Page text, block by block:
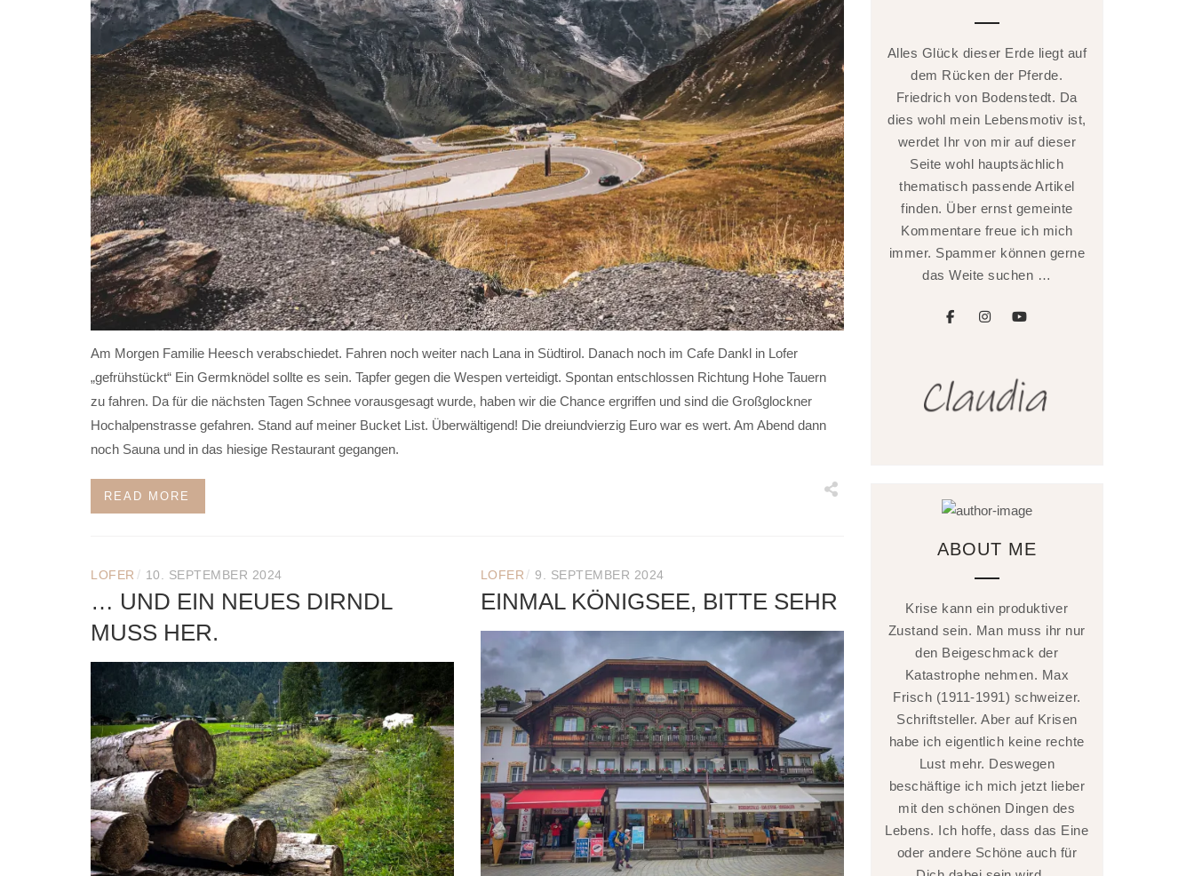
Am Morgen Familie Heesch verabschiedet. Fahren noch weiter nach Lana in Südtirol. Danach noch im Cafe Dankl in Lofer
„gefrühstückt“ Ein Germknödel sollte es sein. Tapfer gegen die Wespen verteidigt. Spontan entschlossen Richtung Hohe Tauern
zu fahren. Da für die nächsten Tagen Schnee vorausgesagt wurde, haben wir die Chance ergriffen und sind die Großglockner
Hochalpenstrasse gefahren. Stand auf meiner Bucket List. Überwältigend! Die dreiundvierzig Euro war es wert. Am Abend dann
noch Sauna und in das hiesige Restaurant gegangen.
READ MORE
LOFER / 10. SEPTEMBER 2024
… UND EIN NEUES DIRNDL
MUSS HER.
LOFER / 9. SEPTEMBER 2024
EINMAL KÖNIGSEE, BITTE SEHR
Alles Glück dieser Erde liegt auf
dem Rücken der Pferde.
Friedrich von Bodenstedt. Da
dies wohl mein Lebensmotiv ist,
werdet Ihr von mir auf dieser
Seite wohl hauptsächlich
thematisch passende Artikel
finden. Über ernst gemeinte
Kommentare freue ich mich
immer. Spammer können gerne
das Weite suchen …
ABOUT ME
Krise kann ein produktiver
Zustand sein. Man muss ihr nur
den Beigeschmack der
Katastrophe nehmen. Max
Frisch (1911-1991) schweizer.
Schriftsteller. Aber auf Krisen
habe ich eigentlich keine rechte
Lust mehr. Deswegen
beschäftige ich mich jetzt lieber
mit den schönen Dingen des
Lebens. Ich hoffe, dass das Eine
oder andere Schöne auch für